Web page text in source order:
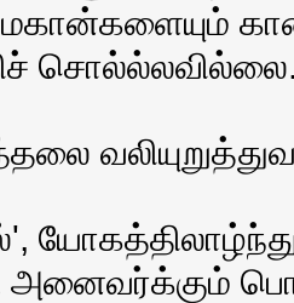
அனைவர்க்கும்